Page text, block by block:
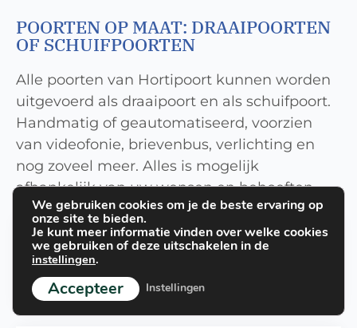
POORTEN OP MAAT: DRAAIPOORTEN
OF SCHUIFPOORTEN
Alle poorten van Hortipoort kunnen worden
uitgevoerd als draaipoort en als schuifpoort.
Handmatig of geautomatiseerd, voorzien
van videofonie, brievenbus, verlichting en
nog zoveel meer. Alles is mogelijk
afhankelijk van uw wensen en behoeften.
DRAAIPOORT
Wij maken van al onze poorten een draaipoort.
We gebruiken cookies om je de beste ervaring op
onze site te bieden.
Je kunt meer informatie vinden over welke cookies
we gebruiken of deze uitschakelen in de
instellingen.
Accepteer Instellingen